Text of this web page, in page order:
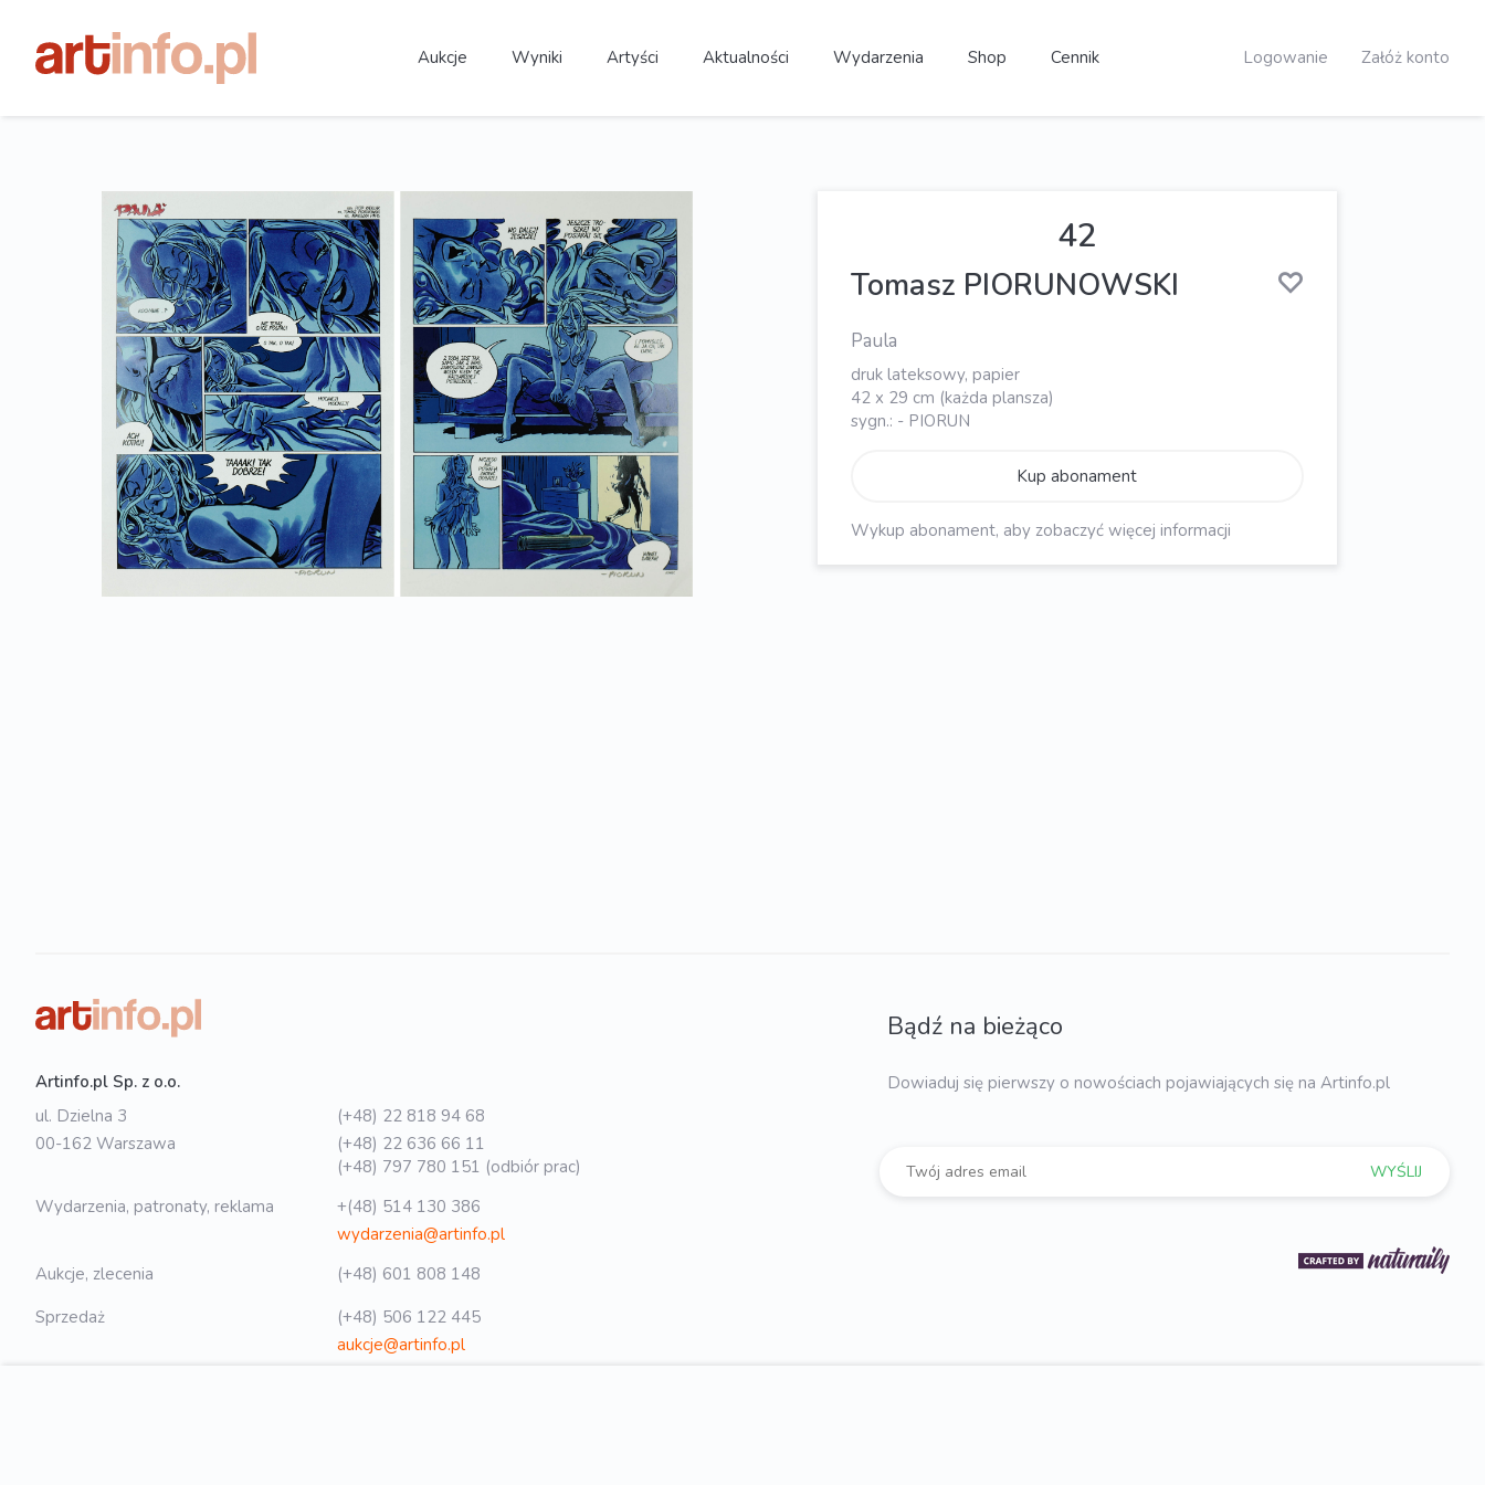
Aukcje Wyniki Artyści Aktualności Wydarzenia Shop Cennik Logowanie Załóż konto
42
Tomasz PIORUNOWSKI
Paula
druk lateksowy, papier
42 x 29 cm (każda plansza)
sygn.: - PIORUN
Kup abonament
Wykup abonament, aby zobaczyć więcej informacji
Artinfo.pl Sp. z o.o.
ul. Dzielna 3
00-162 Warszawa
(+48) 22 818 94 68
(+48) 22 636 66 11
(+48) 797 780 151 (odbiór prac)
Wydarzenia, patronaty, reklama
+(48) 514 130 386
wydarzenia@artinfo.pl
Aukcje, zlecenia
(+48) 601 808 148
Sprzedaż
(+48) 506 122 445
aukcje@artinfo.pl
Bądź na bieżąco
Dowiaduj się pierwszy o nowościach pojawiających się na Artinfo.pl
WYŚLIJ